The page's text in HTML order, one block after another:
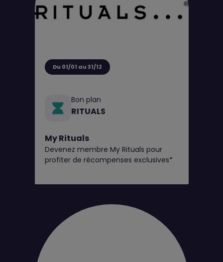
Du 01/01 au 31/12
Bon plan
RITUALS
My Rituals
Devenez membre My Rituals pour
profiter de récompenses exclusives*